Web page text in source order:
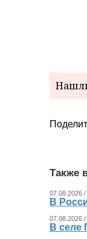
Также
07.08.2026
В
07.08.2026 /
В селе